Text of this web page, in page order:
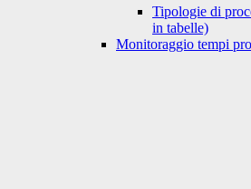
Tipologie di
in tabelle)
Monitoraggio tempi